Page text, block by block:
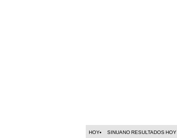
HOY SINUANO RESULTADOS HOY